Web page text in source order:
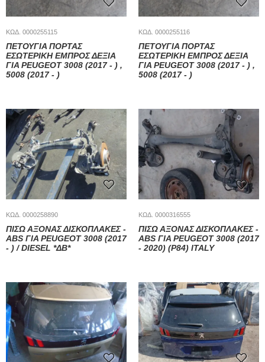
ΚΩΔ. 0000255115
ΠΕΤΟΎΓΙΑ ΠΌΡΤΑΣ
ΕΣΩΤΕΡΙΚΉ ΕΜΠΡΌΣ ΔΕΞΙΆ
ΓΙΑ PEUGEOT 3008 (2017 - ) ,
5008 (2017 - )
ΚΩΔ. 0000255116
ΠΕΤΟΎΓΙΑ ΠΌΡΤΑΣ
ΕΣΩΤΕΡΙΚΉ ΕΜΠΡΌΣ ΔΕΞΙΆ
ΓΙΑ PEUGEOT 3008 (2017 - ) ,
5008 (2017 - )
ΚΩΔ. 0000258890
ΠΊΣΩ ΆΞΟΝΑΣ ΔΙΣΚΌΠΛΑΚΕΣ -
ABS ΓΙΑ PEUGEOT 3008 (2017
- ) / DIESEL *ΔΒ*
ΚΩΔ. 0000316555
ΠΊΣΩ ΆΞΟΝΑΣ ΔΙΣΚΌΠΛΑΚΕΣ -
ABS ΓΙΑ PEUGEOT 3008 (2017
- 2020) (P84) ITALY